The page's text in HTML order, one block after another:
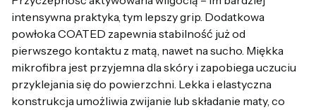
intensywna praktyka, tym lepszy grip. Dodatkowa
powłoka COATED zapewnia stabilność już od
pierwszego kontaktu z matą, nawet na sucho. Miękka
mikrofibra jest przyjemna dla skóry i zapobiega uczuciu
przyklejania się do powierzchni. Lekka i elastyczna
konstrukcja umożliwia zwijanie lub składanie maty, co